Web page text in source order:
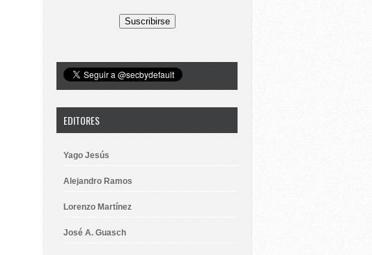
EDITORES
Yago Jesús
Alejandro Ramos
Lorenzo Martínez
José A. Guasch